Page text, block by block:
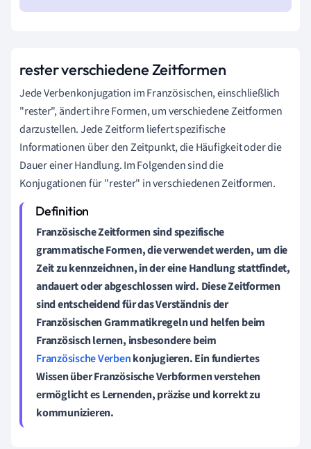
rester verschiedene Zeitformen
Jede Verbenkonjugation im Französischen, einschließlich
"rester", ändert ihre Formen, um verschiedene Zeitformen
darzustellen. Jede Zeitform liefert spezifische
Informationen über den Zeitpunkt, die Häufigkeit oder die
Dauer einer Handlung. Im Folgenden sind die
Konjugationen für "rester" in verschiedenen Zeitformen.
Französische Zeitformen sind spezifische
grammatische Formen, die verwendet werden, um die
Zeit zu kennzeichnen, in der eine Handlung stattfindet,
andauert oder abgeschlossen wird. Diese Zeitformen
sind entscheidend für das Verständnis der
Französischen Grammatikregelnund helfen beim
Französisch lernen, insbesondere beim
Französische Verbenkonjugieren. Ein fundiertes
Wissen überFranzösische Verbformen verstehen
ermöglicht es Lernenden, präzise und korrekt zu
kommunizieren.